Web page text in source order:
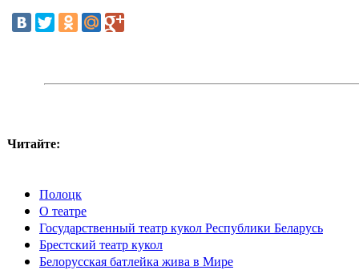
Читайте:
Полоцк
О театре
Государственный театр кукол Республики Беларусь
Брестский театр кукол
Белорусская батлейка жива в Мире